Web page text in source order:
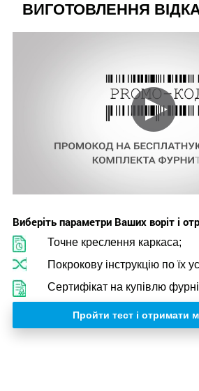
ВИГОТОВЛЕННЯ
Виберіть параметри Ваших воріт і
Точне креслення каркаса;
Покрокову інструкцію по їх
Сертифікат на купівлю
Пройти тест і отримати